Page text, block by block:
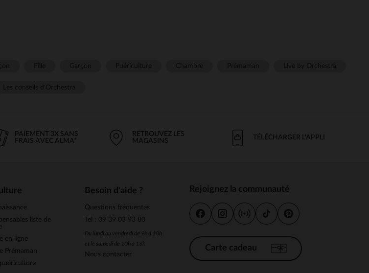
PAIEMENT 3X SANS
FRAIS AVEC ALMA*
RETROUVEZ LES
MAGASINS
TÉLÉCHARGER L'APPLI
liste de
en ligne
Prémaman
Besoin d'aide ?
Questions fréquentes
Tel : 09 39 03 93 80
Du lundi au vendredi de 9h à 18h
et le samedi de 10h à 18h
Nous contacter
Rejoignez la communauté
Carte cadeau